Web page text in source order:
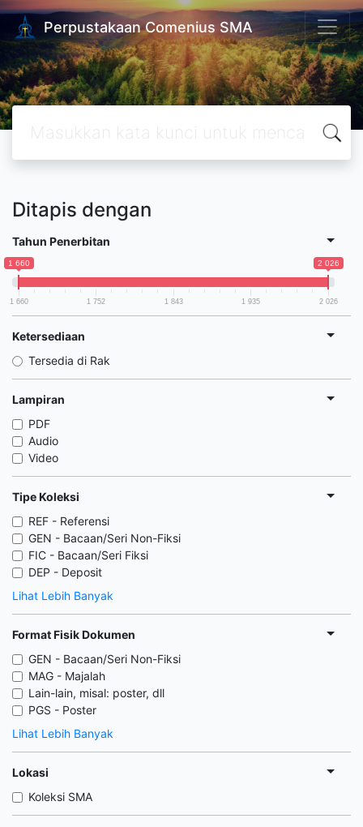
Perpustakaan Comenius SMA
Ditapis dengan
Tahun Penerbitan
1 660 2 026
1 660 1 752 1 843 1 935 2 026
Ketersediaan
Tersedia di Rak
Lampiran
PDF
Audio
Video
Tipe Koleksi
REF - Referensi
GEN - Bacaan/Seri Non-Fiksi
FIC - Bacaan/Seri Fiksi
DEP - Deposit
Lihat Lebih Banyak
Format Fisik Dokumen
GEN - Bacaan/Seri Non-Fiksi
MAG - Majalah
Lain-lain, misal: poster, dll
PGS - Poster
Lihat Lebih Banyak
Lokasi
Koleksi SMA